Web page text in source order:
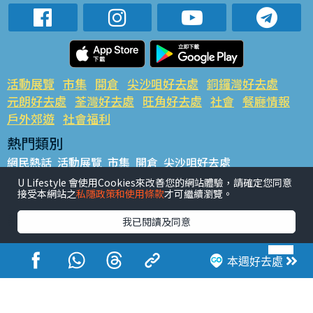
本週好去處
活動展覽 市集 開倉 尖沙咀好去處 銅鑼灣好去處
元朗好去處 荃灣好去處 旺角好去處 社會 餐廳情報
戶外郊遊 社會福利
熱門類別
網民熱話 活動展覽 市集 開倉 尖沙咀好去處
銅鑼灣好去處 元朗好去處 荃灣好去處 旺角好去處 社會
餐廳情報 戶外郊遊
熱門標籤
#UGO搵好去處 #人氣活動推介 #美食社群熱話
#親子玩樂好去處
#ULifestyle應用程式
#限時搶
#UJetso禮物放送
#ULifestyle商戶中心 #著數 #網絡熱話
U Lifestyle 會使用Cookies來改善您的網站體驗，請確定您同意
接受本網站之私隱政策和使用條款才可繼續瀏覽。
我已閱讀及同意